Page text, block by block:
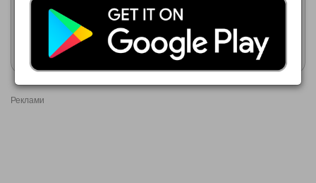
Покажи брошурата
METRO CHEF Сельодка с
подправки
Покажи брошурата
Реклами